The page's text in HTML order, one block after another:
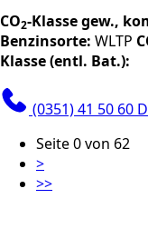
CO2-Klasse gew.,
Benzinsorte: WLTP
Klasse (entl. Bat.):
(0351) 41 50 60
Seite 0 von 62
>
>>